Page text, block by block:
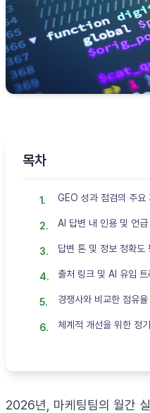
목차
GEO 성과 점검의 주요
AI 답변 내 인용 및 언급
답변 톤 및 정보 정확도
출처 링크 및 AI 유입 트
경쟁사와 비교한 점유
체계적 개선을 위한 정
2026년, 마케팅팀의 월간